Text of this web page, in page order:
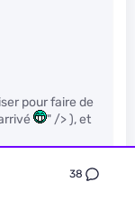
38
pour faire de
" /> ), et